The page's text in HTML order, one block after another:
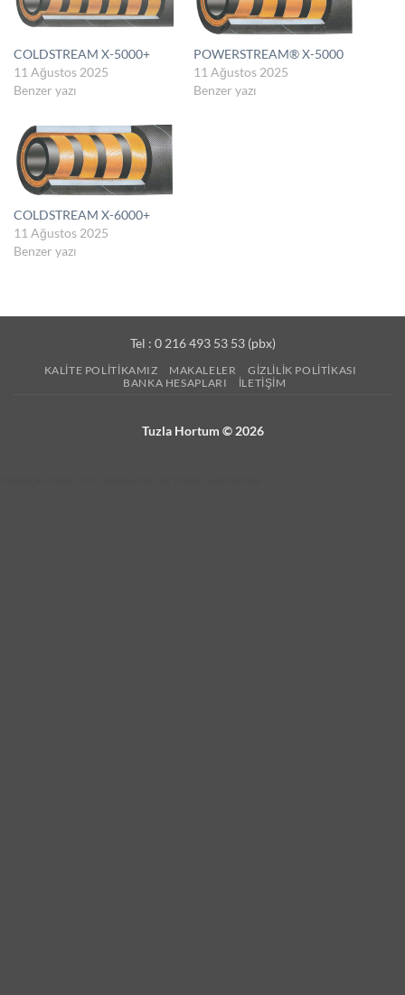
COLDSTREAM X-5000+
11 Ağustos 2025
Benzer yazı
POWERSTREAM® X-5000
11 Ağustos 2025
Benzer yazı
COLDSTREAM X-6000+
11 Ağustos 2025
Benzer yazı
Tel : 0 216 493 53 53 (pbx)
KALITE POLITIKAMIZ MAKALELER
GIZLILIK POLITIKASI
BANKA HESAPLARI
İLETIŞIM
Tuzla Hortum © 2026